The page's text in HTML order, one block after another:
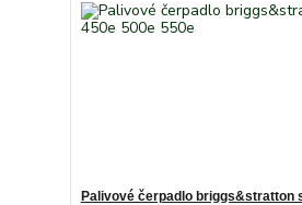
Palivové čerpadlo briggs&stratton